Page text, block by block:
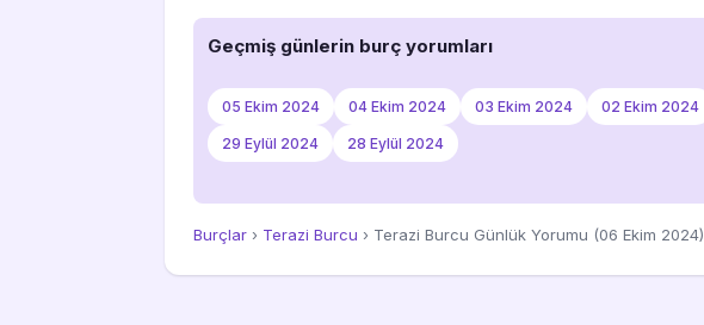
Geçmiş günlerin burç yorumları
05 Ekim 2024 04 Ekim 2024 03 Ekim 2024 02 Ekim 2024
29 Eylül 2024 28 Eylül 2024
Burçlar › Terazi Burcu › Terazi Burcu Günlük Yorumu (06 Ekim 2024)